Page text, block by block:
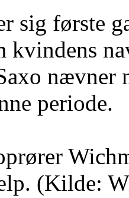
sig første
kvindens
nævner
periode.
(Kilde: